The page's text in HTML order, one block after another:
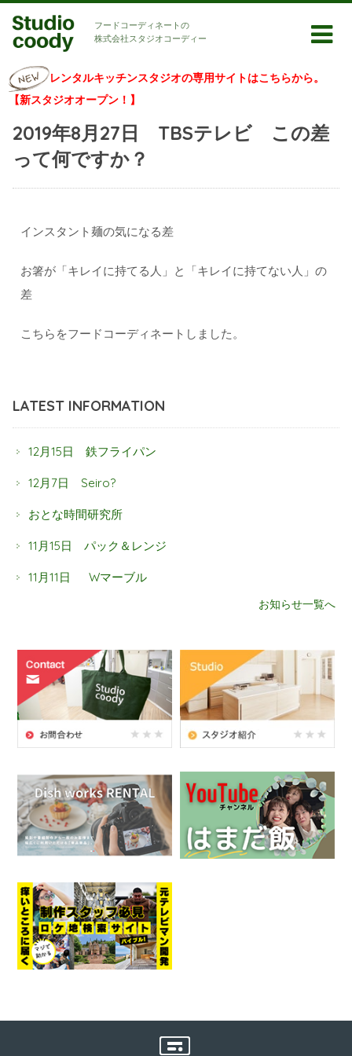
フードコーディネートの
株式会社スタジオコーディー
レンタルキッチンスタジオの専用サイトはこちらから。
【新スタジオオープン！】
2019年8月27日 TBSテレビ この差
って何ですか？
インスタント麺の気になる差
お箸が「キレイに持てる人」と「キレイに持てない人」の
差
こちらをフードコーディネートしました。
LATEST INFORMATION
12月15日 鉄フライパン
12月7日 Seiro?
おとな時間研究所
11月15日 パック＆レンジ
11月11日 Wマーブル
お知らせ一覧へ